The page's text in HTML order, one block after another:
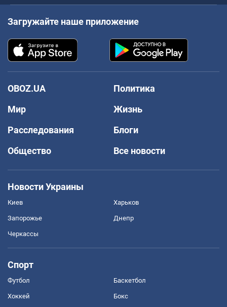
Загружайте наше приложение
OBOZ.UA
Политика
Мир
Жизнь
Расследования
Блоги
Общество
Все новости
Новости Украины
Киев Харьков
Запорожье Днепр
Черкассы
Спорт
Футбол Баскетбол
Хоккей Бокс